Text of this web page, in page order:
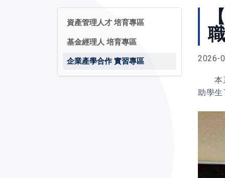
資產管理人才 培育專區
基金經理人 培育專區
企業產學合作 實習專區 2026-
本系
助學生